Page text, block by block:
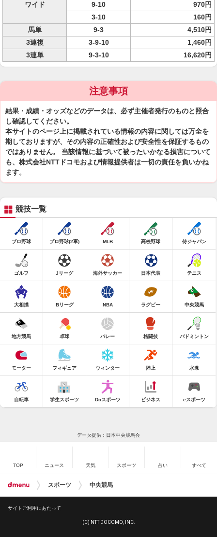
ワイド
9-10
970円
3-10
160円
馬単
9-3
4,510円
3連複
3-9-10
1,460円
3連単
9-3-10 16,620円
注意事項
結果・成績・オッズなどのデータは、必ず主催者発行のものと照合
し確認してください。
本サイトのページ上に掲載されている情報の内容に関しては万全を
期しておりますが、その内容の正確性および安全性を保証するもの
ではありません。 当該情報に基づいて被ったいかなる損害について
も、株式会社NTTドコモおよび情報提供者は一切の責任を負いかね
ます。
競技一覧
プロ野球 プロ野球(2軍) MLB 高校野球 侍ジャパン
ゴルフ Jリーグ 海外サッカー 日本代表 テニス
大相撲 Bリーグ NBA ラグビー 中央競馬
地方競馬 卓球 バレー 格闘技 バドミントン
モーター フィギュア ウィンター 陸上 水泳
自転車 学生スポーツ Doスポーツ ビジネス eスポーツ
データ提供：日本中央競馬会
TOP ニュース 天気 スポーツ 占い すべて
スポーツ 中央競馬
サイトご利用にあたって
(C) NTT DOCOMO, INC.